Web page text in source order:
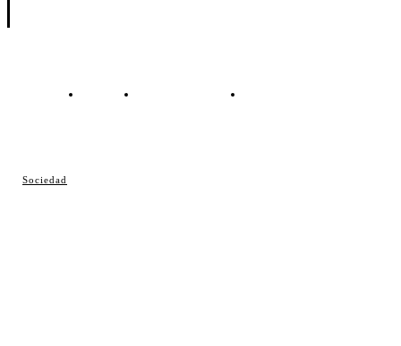
Sociedad
Contacto Política de cookies